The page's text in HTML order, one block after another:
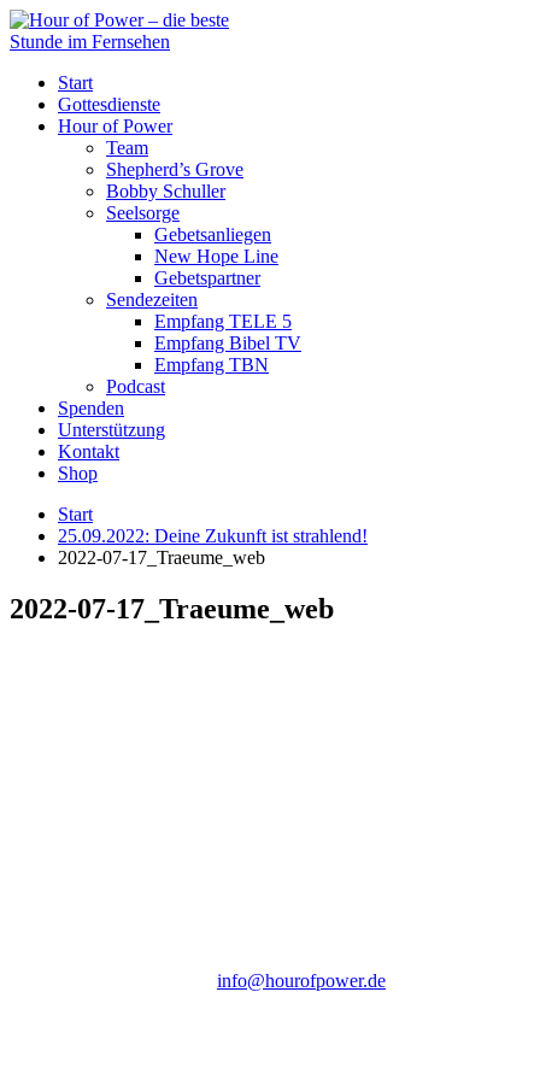
Start
Gottesdienste
Hour of Power
Team
Shepherd’s Grove
Bobby Schuller
Seelsorge
Gebetsanliegen
New Hope Line
Gebetspartner
Sendezeiten
Empfang TELE 5
Empfang Bibel TV
Empfang TBN
Podcast
Spenden
Unterstützung
Kontakt
Shop
Start
25.09.2022: Deine Zukunft ist strahlend!
2022-07-17_Traeume_web
2022-07-17_Traeume_web
info@hourofpower.de